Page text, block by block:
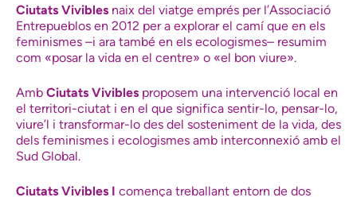
Ciutats Vivibles naix del viatge emprés per l’Associació
Entrepueblos en 2012 per a explorar el camí que en els
feminismes –i ara també en els ecologismes– resumim
com «posar la vida en el centre» o «el bon viure».
Amb Ciutats Vivibles proposem una intervenció local en
el territori-ciutat i en el que significa sentir-lo, pensar-lo,
viure’l i transformar-lo des del sosteniment de la vida, des
dels feminismes i ecologismes amb interconnexió amb el
Sud Global.
Ciutats Vivibles I comença treballant entorn de dos